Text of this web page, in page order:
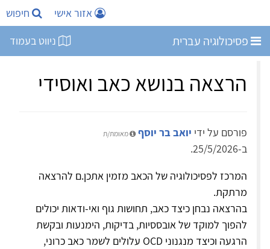
אזור אישי חיפוש
פסיכולוגיה עברית ניווט בעמוד
הרצאה בנושא כאב ואוסידי
פורסם על ידי יואב בר יוסף מאומת/ת
ב-25/5/2026.
המרכז לפסיכולוגיה של הכאב מזמין אתכן.ם להרצאה
מרתקת.
בהרצאה נבחן כיצד כאב, תחושות גוף ואי-ודאות יכולים
להפוך למוקד של אובססיות, בדיקות, הימנעות ובקשת
הרגעה וכיצד מנגנוני OCD עלולים לשמר כאב כרוני,